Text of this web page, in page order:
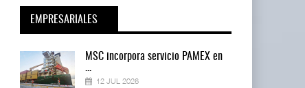
EMPRESARIALES
MSC incorpora servicio PAMEX en
12 JUL 2026